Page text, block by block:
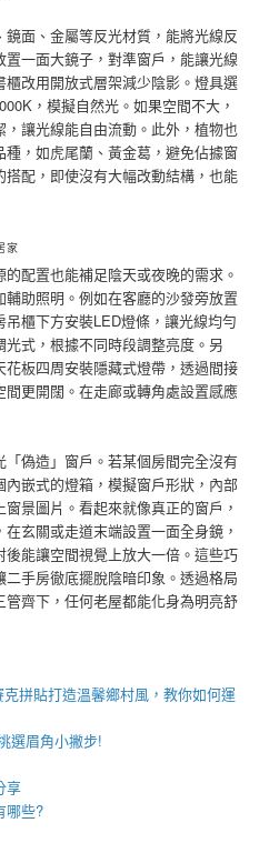
面、金屬等反光材質，能將光線反
一面大鏡子，對準窗戶，能讓光線
改用開放式層架減少陰影。燈具選
，模擬自然光。如果空間不大，
讓光線能自由流動。此外，植物也
，如虎尾蘭、黃金葛，避免佔據窗
配，即使沒有大幅改動結構，也能
家
配置也能補足陰天或夜晚的需求。
助照明。例如在客廳的沙發旁放置
櫃下方安裝LED燈條，讓光線均勻
式，根據不同時段調整亮度。另
板四周安裝隱藏式燈帶，透過間接
更開闊。在走廊或轉角處設置感應
偽造」窗戶。若某個房間完全沒有
嵌式的燈箱，模擬窗戶形狀，內部
景圖片。看起來就像真正的窗戶，
玄關或走道末端設置一面全身鏡，
能讓空間視覺上放大一倍。這些巧
手房徹底擺脫陰暗印象。透過格局
齊下，任何老屋都能化身為明亮舒
克拼貼打造溫馨鄉村風，教你如何運
選眉角小撇步!
享
哪些?